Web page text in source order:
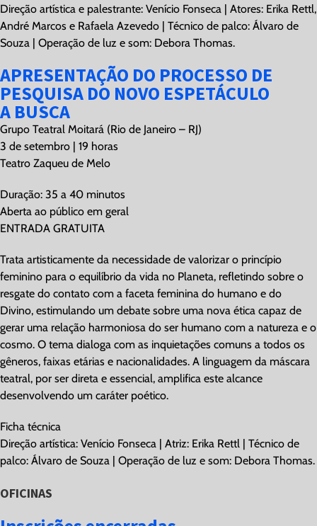
Direção artística e palestrante: Venício Fonseca | Atores: Erika Rettl,
André Marcos e Rafaela Azevedo | Técnico de palco: Álvaro de
Souza | Operação de luz e som: Debora Thomas.
APRESENTAÇÃO DO PROCESSO DE
PESQUISA DO NOVO ESPETÁCULO
A BUSCA
Grupo Teatral Moitará (Rio de Janeiro – RJ)
3 de setembro | 19 horas
Teatro Zaqueu de Melo
Duração: 35 a 40 minutos
Aberta ao público em geral
ENTRADA GRATUITA
Trata artisticamente da necessidade de valorizar o princípio
feminino para o equilíbrio da vida no Planeta, refletindo sobre o
resgate do contato com a faceta feminina do humano e do
Divino, estimulando um debate sobre uma nova ética capaz de
gerar uma relação harmoniosa do ser humano com a natureza e o
cosmo. O tema dialoga com as inquietações comuns a todos os
gêneros, faixas etárias e nacionalidades. A linguagem da máscara
teatral, por ser direta e essencial, amplifica este alcance
desenvolvendo um caráter poético.
Ficha técnica
Direção artística: Venício Fonseca | Atriz: Erika Rettl | Técnico de
palco: Álvaro de Souza | Operação de luz e som: Debora Thomas.
OFICINAS